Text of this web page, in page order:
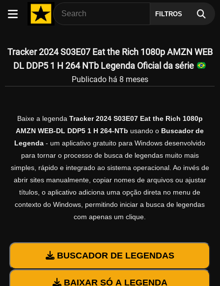
FILTROS
Tracker 2024 S03E07 Eat the Rich 1080p AMZN WEB
DL DDP5 1 H 264 NTb Legenda Oficial da série
Publicado há 8 meses
Baixe a legenda Tracker 2024 S03E07 Eat the Rich 1080p
AMZN WEB-DL DDP5 1 H 264-NTb usando o Buscador de
Legenda - um aplicativo gratuito para Windows desenvolvido
para tornar o processo de busca de legendas muito mais
simples, rápido e integrado ao sistema operacional. Ao invés de
abrir sites manualmente, copiar nomes de arquivos ou ajustar
títulos, o aplicativo adiciona uma opção direta no menu de
contexto do Windows, permitindo iniciar a busca de legendas
com apenas um clique.
BUSCADOR DE LEGENDAS
BAIXAR SÓ A LEGENDA